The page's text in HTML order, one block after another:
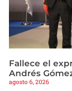
Fallece el
Andrés
agosto 6, 2026